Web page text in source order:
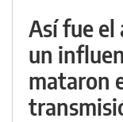
Así fue
un
mataron